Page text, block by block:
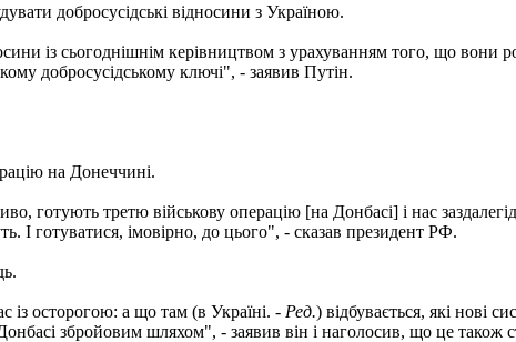
добросусідські відносини з Україною.
із сьогоднішнім керівництвом з урахуванням того, що
добросусідському ключі", - заявив Путін.
на Донеччині.
готують третю військову операцію [на Донбасі] і нас
І готуватися, імовірно, до цього", - сказав президент РФ.
із осторогою: а що там (в Україні. - Ред.) відбувається, які нові
збройовим шляхом", - заявив він і наголосив, що це також